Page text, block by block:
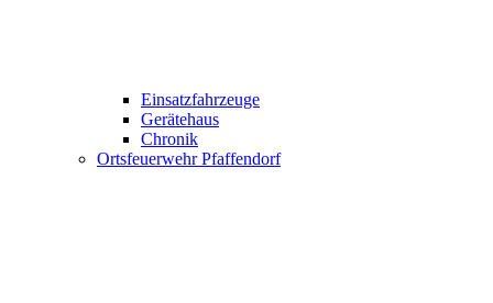
Einsatzfahrzeuge
Gerätehaus
Chronik
Ortsfeuerwehr Pfaffendorf